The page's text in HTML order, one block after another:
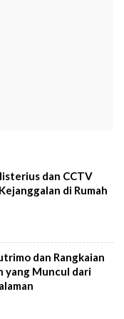
dan CCTV
di Rumah
dan Rangkaian
yang Muncul dari